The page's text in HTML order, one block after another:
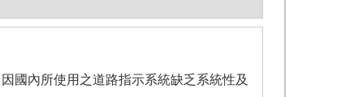
內所使用之道路指示系統缺乏系統性及